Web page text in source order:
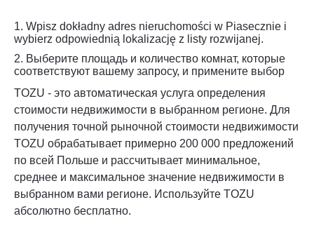
1. Wpisz dokładny adres nieruchomości w Piasecznie i
wybierz odpowiednią lokalizację z listy rozwijanej.
2. Выберите площадь и количество комнат, которые
соответствуют вашему запросу, и примените выбор
TOZU - это автоматическая услуга определения
стоимости недвижимости в выбранном регионе. Для
получения точной рыночной стоимости недвижимости
TOZU обрабатывает примерно 200 000 предложений
по всей Польше и рассчитывает минимальное,
среднее и максимальное значение недвижимости в
выбранном вами регионе. Используйте TOZU
абсолютно бесплатно.